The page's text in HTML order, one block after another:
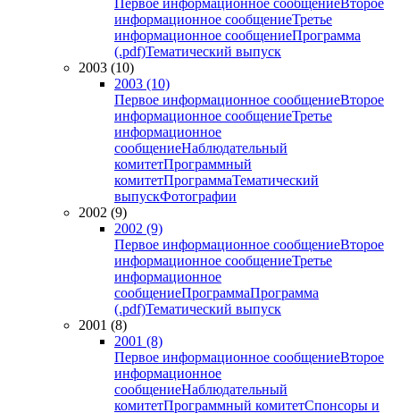
Первое информационное сообщениеВторое
информационное сообщениеТретье
информационное сообщениеПрограмма
(.pdf)Тематический выпуск
2003 (10)
2003 (10)
Первое информационное сообщениеВторое
информационное сообщениеТретье
информационное
сообщениеНаблюдательный
комитетПрограммный
комитетПрограммаТематический
выпускФотографии
2002 (9)
2002 (9)
Первое информационное сообщениеВторое
информационное сообщениеТретье
информационное
сообщениеПрограммаПрограмма
(.pdf)Тематический выпуск
2001 (8)
2001 (8)
Первое информационное сообщениеВторое
информационное
сообщениеНаблюдательный
комитетПрограммный комитетСпонсоры и